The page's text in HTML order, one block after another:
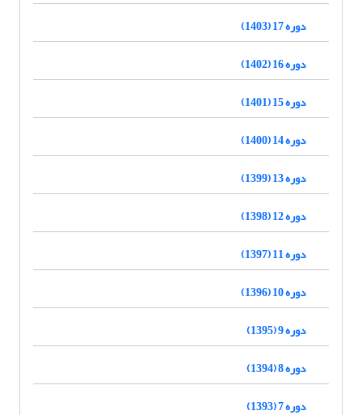
دوره 17 (1403)
دوره 16 (1402)
دوره 15 (1401)
دوره 14 (1400)
دوره 13 (1399)
دوره 12 (1398)
دوره 11 (1397)
دوره 10 (1396)
دوره 9 (1395)
دوره 8 (1394)
دوره 7 (1393)